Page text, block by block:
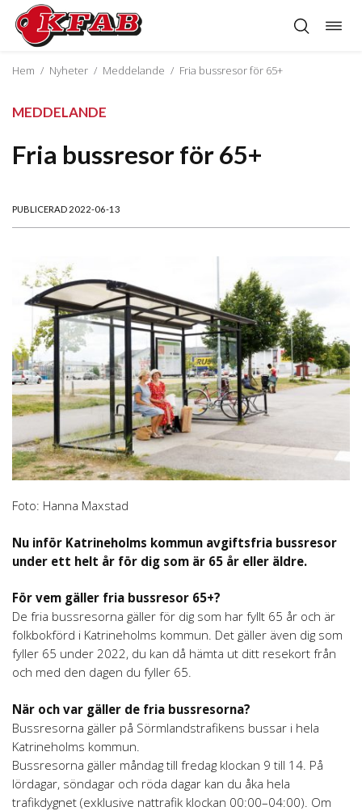
Hoppa
innehåll
Hem / Nyheter / Meddelande / Fria bussresor för 65+
MEDDELANDE
Fria bussresor för 65+
PUBLICERAD 2022-06-13
Foto: Hanna Maxstad
Nu inför Katrineholms kommun avgiftsfria bussresor
under ett helt år för dig som är 65 år eller äldre.
För vem gäller fria bussresor 65+?
De fria bussresorna gäller för dig som har fyllt 65 år och är
folkbokförd i Katrineholms kommun. Det gäller även dig som
fyller 65 under 2022, du kan då hämta ut ditt resekort från
och med den dagen du fyller 65.
När och var gäller de fria bussresorna?
Bussresorna gäller på Sörmlandstrafikens bussar i hela
Katrineholms kommun.
Bussresorna gäller måndag till fredag klockan 9 till 14. På
lördagar, söndagar och röda dagar kan du åka hela
trafikdygnet (exklusive nattrafik klockan 00:00–04:00). Om